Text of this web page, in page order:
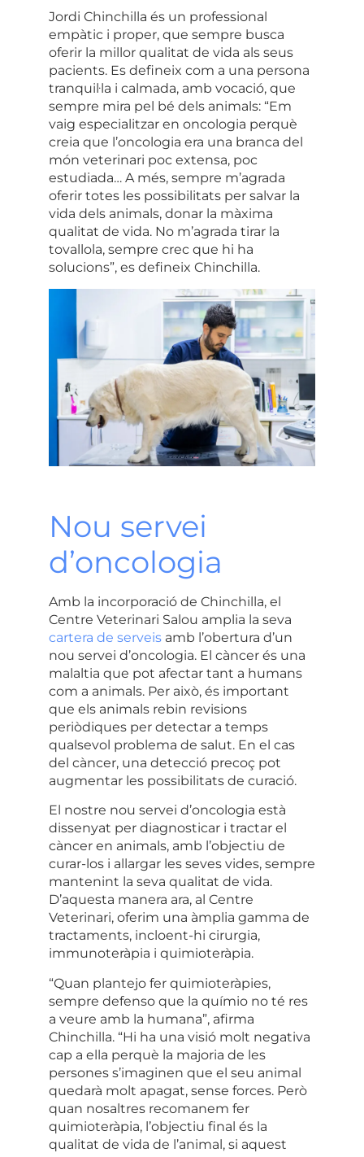
Jordi Chinchilla és un professional
empàtic i proper, que sempre busca
oferir la millor qualitat de vida als seus
pacients. Es defineix com a una persona
tranquil·la i calmada, amb vocació, que
sempre mira pel bé dels animals: “Em
vaig especialitzar en oncologia perquè
creia que l’oncologia era una branca del
món veterinari poc extensa, poc
estudiada… A més, sempre m’agrada
oferir totes les possibilitats per salvar la
vida dels animals, donar la màxima
qualitat de vida. No m’agrada tirar la
tovallola, sempre crec que hi ha
solucions”, es defineix Chinchilla.
Nou servei
d’oncologia
Amb la incorporació de Chinchilla, el
Centre Veterinari Salou amplia la seva
cartera de serveis amb l’obertura d’un
nou servei d’oncologia. El càncer és una
malaltia que pot afectar tant a humans
com a animals. Per això, és important
que els animals rebin revisions
periòdiques per detectar a temps
qualsevol problema de salut. En el cas
del càncer, una detecció precoç pot
augmentar les possibilitats de curació.
El nostre nou servei d’oncologia està
dissenyat per diagnosticar i tractar el
càncer en animals, amb l’objectiu de
curar-los i allargar les seves vides, sempre
mantenint la seva qualitat de vida.
D’aquesta manera ara, al Centre
Veterinari, oferim una àmplia gamma de
tractaments, incloent-hi cirurgia,
immunoteràpia i quimioteràpia.
“Quan plantejo fer quimioteràpies,
sempre defenso que la químio no té res
a veure amb la humana”, afirma
Chinchilla. “Hi ha una visió molt negativa
cap a ella perquè la majoria de les
persones s’imaginen que el seu animal
quedarà molt apagat, sense forces. Però
quan nosaltres recomanem fer
quimioteràpia, l’objectiu final és la
qualitat de vida de l’animal, si aquest